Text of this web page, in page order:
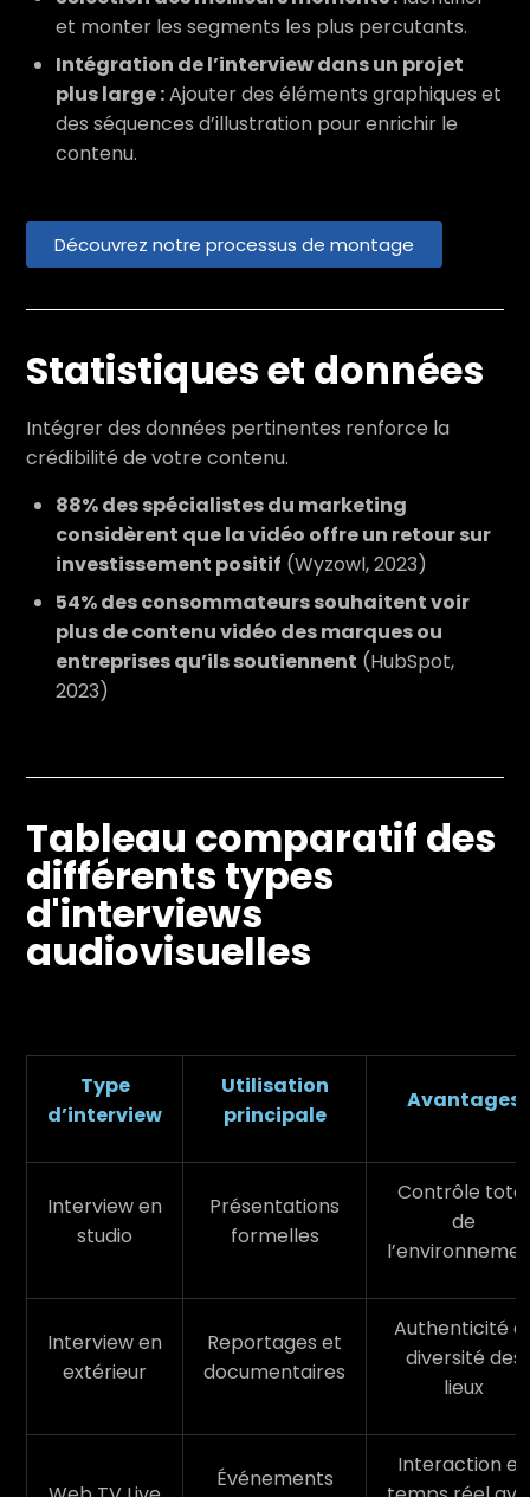
et monter les segments les plus percutants.
Intégration de l’interview dans un projet
plus large :Ajouter des éléments graphiques et
des séquences d’illustration pour enrichir le
contenu.
Découvrez notre processus de montage
Statistiques et données
Intégrer des données pertinentes renforce la
crédibilité de votre contenu.
88% des spécialistes du marketing
considèrent que la vidéo offre un retour sur
investissement positif (Wyzowl, 2023)
54% des consommateurs souhaitent voir
plus de contenu vidéo des marques ou
entreprises qu’ils soutiennent (HubSpot,
2023)
Tableau comparatif des
différents types
d'interviews
audiovisuelles
Type
d’interview
Utilisation
principale
Avantages
Interview en
studio
Présentations
formelles
Contrôle total
de
Interview en
extérieur
Reportages et
documentaires
Authenticité
diversité des
lieux
Événements
Interaction en